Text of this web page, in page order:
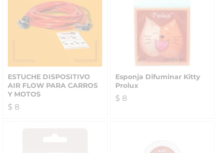
ESTUCHE DISPOSITIVO
AIR FLOW PARA CARROS
Y MOTOS
$ 8
Esponja Difuminar Kitty
Prolux
$ 8